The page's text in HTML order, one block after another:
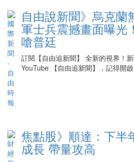
自由說新聞》烏克蘭
軍士兵震撼畫面曝光
嗆普廷
訂閱【自由追新聞】 全新的視界！
YouTube 【自由追新聞】，記得開
焦點股》順達：下半
成長 帶量攻高